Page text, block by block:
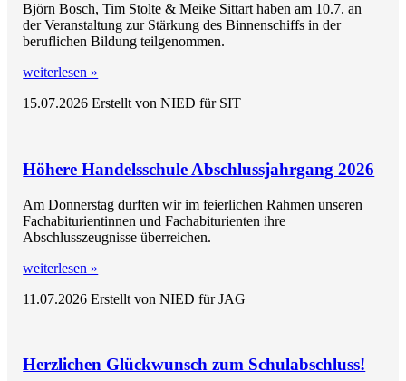
Björn Bosch, Tim Stolte & Meike Sittart haben am 10.7. an
der Veranstaltung zur Stärkung des Binnenschiffs in der
beruflichen Bildung teilgenommen.
weiterlesen »
15.07.2026Erstellt von NIED für SIT
Höhere Handelsschule Abschlussjahrgang 2026
Am Donnerstag durften wir im feierlichen Rahmen unseren
Fachabiturientinnen und Fachabiturienten ihre
Abschlusszeugnisse überreichen.
weiterlesen »
11.07.2026Erstellt von NIED für JAG
Herzlichen Glückwunsch zum Schulabschluss!